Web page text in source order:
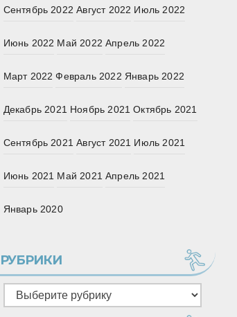
Сентябрь 2022 Август 2022 Июль 2022
Июнь 2022 Май 2022 Апрель 2022
Март 2022 Февраль 2022 Январь 2022
Декабрь 2021 Ноябрь 2021 Октябрь 2021
Сентябрь 2021 Август 2021 Июль 2021
Июнь 2021 Май 2021 Апрель 2021
Январь 2020
РУБРИКИ
Рубрики